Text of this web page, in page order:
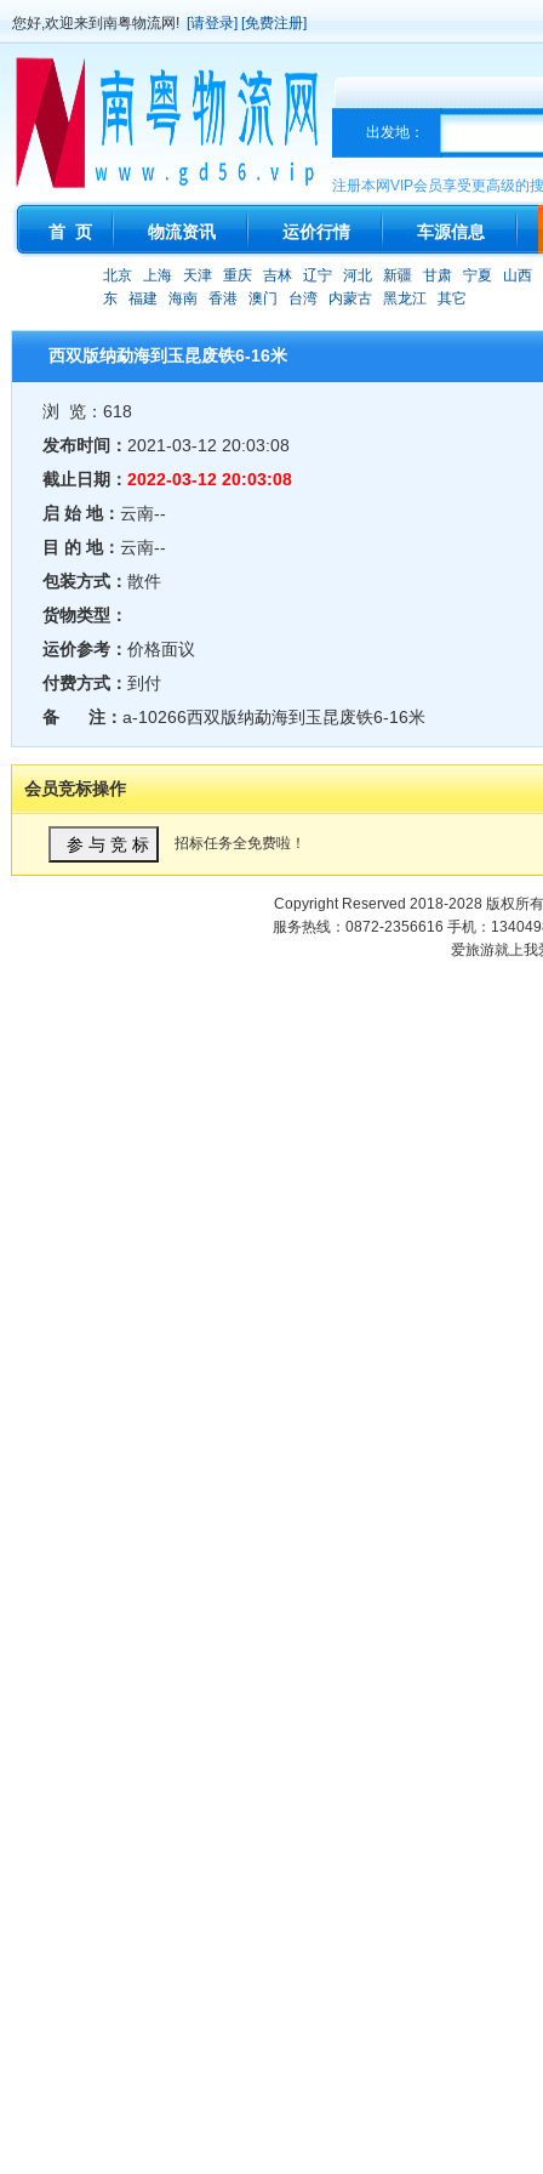
您好,欢迎来到南粤物流网! [请登录] [免费注册]
出发地：
注册本网VIP会员享受更高级的
首 页 物流资讯 运价行情 车源信息
北京 上海 天津 重庆 吉林 辽宁 河北 新疆 甘肃 宁夏
山西
东
福建 海南 香港 澳门 台湾 内蒙古 黑龙江 其它
西双版纳勐海到玉昆废铁6-16米
浏 览：618
发布时间： 2021-03-12 20:03:08
截止日期： 2022-03-12 20:03:08
启 始 地： 云南--
目 的 地： 云南--
包装方式： 散件
货物类型：
运价参考： 价格面议
付费方式： 到付
备 注： a-10266西双版纳勐海到玉昆废铁6-16米
会员竞标操作
招标任务全免费啦！
Copyright Reserved 2018-2028 版权所
服务热线：0872-2356616 手机：
爱旅游就上我